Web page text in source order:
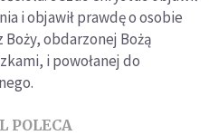
i objawił prawdę o osobie
obdarzonej Bożą
i powołanej do
POLECA